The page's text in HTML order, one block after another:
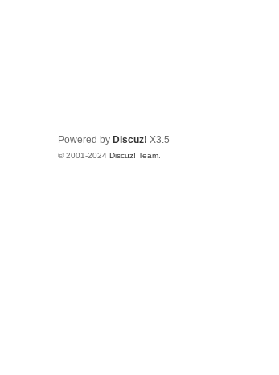
Powered by Discuz! X3.5
© 2001-2024 Discuz! Team